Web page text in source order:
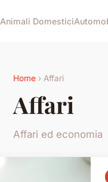
Animali Domestici
Home › Affari
Affari
Affari ed economia